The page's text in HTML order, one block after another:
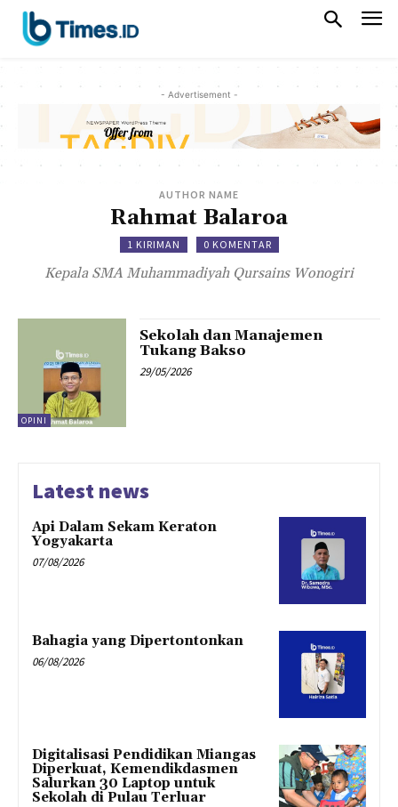
- Advertisement -
AUTHOR NAME
Rahmat Balaroa
1 KIRIMAN 0 KOMENTAR
Kepala SMA Muhammadiyah Qursains Wonogiri
OPINI
Sekolah dan Manajemen
Tukang Bakso
29/05/2026
Latest news
Api Dalam Sekam Keraton
Yogyakarta
07/08/2026
Bahagia yang Dipertontonkan
06/08/2026
Digitalisasi Pendidikan Miangas
Diperkuat, Kemendikdasmen
Salurkan 30 Laptop untuk
Sekolah di Pulau Terluar